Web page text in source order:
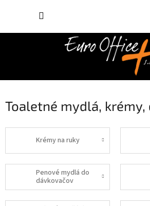
Toaletné mydlá, krémy,
Krémy na ruky
Penové mydlá do
dávkovačov